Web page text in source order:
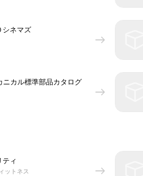
シネマズ
ニカル標準部品カタログ
ィ
ットネス